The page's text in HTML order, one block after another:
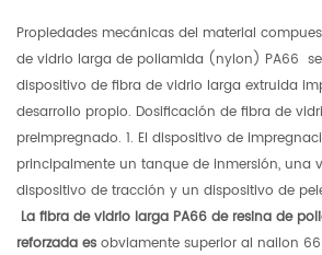
Propiedades mecánicas del material
de vidrio larga de poliamida (nylon) PA66
dispositivo de fibra de vidrio larga extruida
desarrollo propio. Dosificación de fibra de
preimpregnado. 1. El dispositivo de
principalmente un tanque de inmersión, una
dispositivo de tracción y un dispositivo de
La fibra de vidrio larga PA66 de resina de
reforzada es obviamente superior al nailon